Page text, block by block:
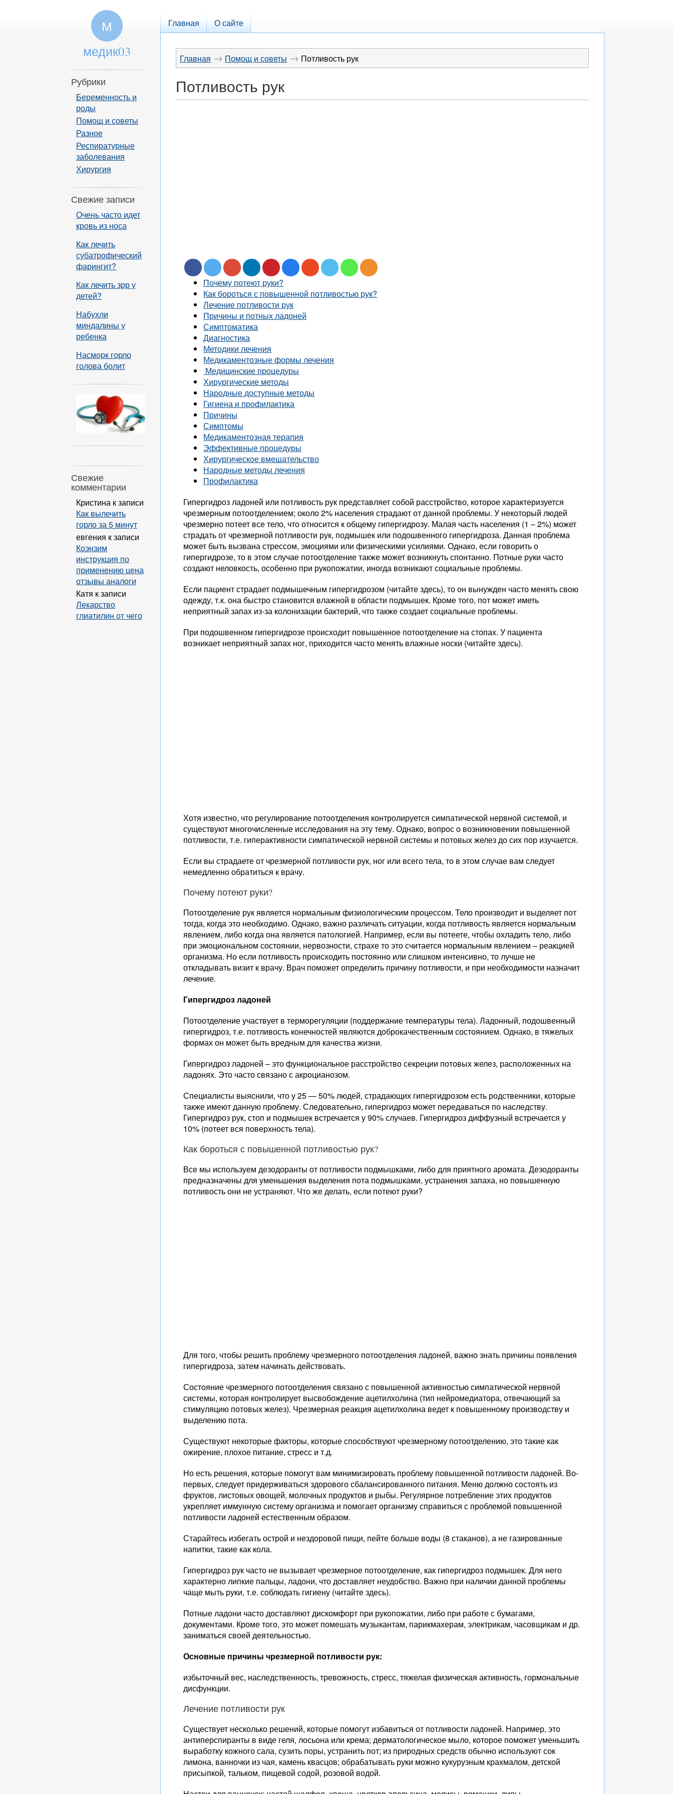
Главная О сайте
Главная → Помощ и советы → Потливость рук
Потливость рук
Почему потеют руки?
Как бороться с повышенной потливостью рук?
Лечение потливости рук
Причины и потных ладоней
Симптоматика
Диагностика
Методики лечения
Медикаментозные формы лечения
Медицинские процедуры
Хирургические методы
Народные доступные методы
Гигиена и профилактика
Причины
Симптомы
Медикаментозная терапия
Эффективные процедуры
Хирургическое вмешательство
Народные методы лечения
Профилактика
Гипергидроз ладоней или потливость рук представляет собой расстройство, которое характеризуется
чрезмерным потоотделением; около 2% населения страдают от данной проблемы. У некоторый людей
чрезмерно потеет все тело, что относится к общему гипергидрозу. Малая часть населения (1 – 2%) может
страдать от чрезмерной потливости рук, подмышек или подошвенного гипергидроза. Данная проблема
может быть вызвана стрессом, эмоциями или физическими усилиями. Однако, если говорить о
гипергидрозе, то в этом случае потоотделение также может возникнуть спонтанно. Потные руки часто
создают неловкость, особенно при рукопожатии, иногда возникают социальные проблемы.
Если пациент страдает подмышечным гипергидрозом (читайте здесь), то он вынужден часто менять свою
одежду, т.к. она быстро становится влажной в области подмышек. Кроме того, пот может иметь
неприятный запах из-за колонизации бактерий, что также создает социальные проблемы.
При подошвенном гипергидрозе происходит повышенное потоотделение на стопах. У пациента
возникает неприятный запах ног, приходится часто менять влажные носки (читайте здесь).
Хотя известно, что регулирование потоотделения контролируется симпатической нервной системой, и
существуют многочисленные исследования на эту тему. Однако, вопрос о возникновении повышенной
потливости, т.е. гиперактивности симпатической нервной системы и потовых желез до сих пор изучается.
Если вы страдаете от чрезмерной потливости рук, ног или всего тела, то в этом случае вам следует
немедленно обратиться к врачу.
Почему потеют руки?
Потоотделение рук является нормальным физиологическим процессом. Тело производит и выделяет пот
тогда, когда это необходимо. Однако, важно различать ситуации, когда потливость является нормальным
явлением, либо когда она является патологией. Например, если вы потеете, чтобы охладить тело, либо
при эмоциональном состоянии, нервозности, страхе то это считается нормальным явлением – реакцией
организма. Но если потливость происходить постоянно или слишком интенсивно, то лучше не
откладывать визит к врачу. Врач поможет определить причину потливости, и при необходимости назначит
лечение.
Гипергидроз ладоней
Потоотделение участвует в терморегуляции (поддержание температуры тела). Ладонный, подошвенный
гипергидроз, т.е. потливость конечностей являются доброкачественным состоянием. Однако, в тяжелых
формах он может быть вредным для качества жизни.
Гипергидроз ладоней – это функциональное расстройство секреции потовых желез, расположенных на
ладонях. Это часто связано с акроцианозом.
Специалисты выяснили, что у 25 — 50% людей, страдающих гипергидрозом есть родственники, которые
также имеют данную проблему. Следовательно, гипергидроз может передаваться по наследству.
Гипергидроз рук, стоп и подмышек встречается у 90% случаев. Гипергидроз диффузный встречается у
10% (потеет вся поверхность тела).
Как бороться с повышенной потливостью рук?
Все мы используем дезодоранты от потливости подмышками, либо для приятного аромата. Дезодоранты
предназначены для уменьшения выделения пота подмышками, устранения запаха, но повышенную
потливость они не устраняют. Что же делать, если потеют руки?
Для того, чтобы решить проблему чрезмерного потоотделения ладоней, важно знать причины появления
гипергидроза, затем начинать действовать.
Состояние чрезмерного потоотделения связано с повышенной активностью симпатической нервной
системы, которая контролирует высвобождение ацетилхолина (тип нейромедиатора, отвечающий за
стимуляцию потовых желез). Чрезмерная реакция ацетилхолина ведет к повышенному производству и
выделению пота.
Существуют некоторые факторы, которые способствуют чрезмерному потоотделению, это такие как
ожирение, плохое питание, стресс и т.д.
Но есть решения, которые помогут вам минимизировать проблему повышенной потливости ладоней. Во-
первых, следует придерживаться здорового сбалансированного питания. Меню должно состоять из
фруктов, листовых овощей, молочных продуктов и рыбы. Регулярное потребление этих продуктов
укрепляет иммунную систему организма и помогает организму справиться с проблемой повышенной
потливости ладоней естественным образом.
Старайтесь избегать острой и нездоровой пищи, пейте больше воды (8 стаканов), а не газированные
напитки, такие как кола.
Гипергидроз рук часто не вызывает чрезмерное потоотделение, как гипергидроз подмышек. Для него
характерно липкие пальцы, ладони, что доставляет неудобство. Важно при наличии данной проблемы
чаще мыть руки, т.е. соблюдать гигиену (читайте здесь).
Потные ладони часто доставляют дискомфорт при рукопожатии, либо при работе с бумагами,
документами. Кроме того, это может помешать музыкантам, парикмахерам, электрикам, часовщикам и др.
заниматься своей деятельностью.
Основные причины чрезмерной потливости рук:
избыточный вес, наследственность, тревожность, стресс, тяжелая физическая активность, гормональные
дисфункции.
Лечение потливости рук
Существует несколько решений, которые помогут избавиться от потливости ладоней. Например, это
антиперспиранты в виде геля, лосьона или крема; дерматологическое мыло, которое поможет уменьшить
выработку кожного сала, сузить поры, устранить пот; из природных средств обычно используют сок
лимона, ванночки из чая, камень квасцов; обрабатывать руки можно кукурузным крахмалом, детской
присыпкой, тальком, пищевой содой, розовой водой.
М
медик03
Рубрики
Беременность и
роды
Помощ и советы
Разное
Респиратурные
заболевания
Хирургия
Свежие записи
Очень часто идет
кровь из носа
Как лечить
субатрофический
фарингит?
Как лечить зрр у
детей?
Набухли
миндалины у
ребенка
Насморк горло
голова болит
Свежие
комментарии
Кристина к записи
Как вылечить
горло за 5 минут
евгения к записи
Коэнзим
инструкция по
применению цена
отзывы аналоги
Катя к записи
Лекарство
глиатилин от чего